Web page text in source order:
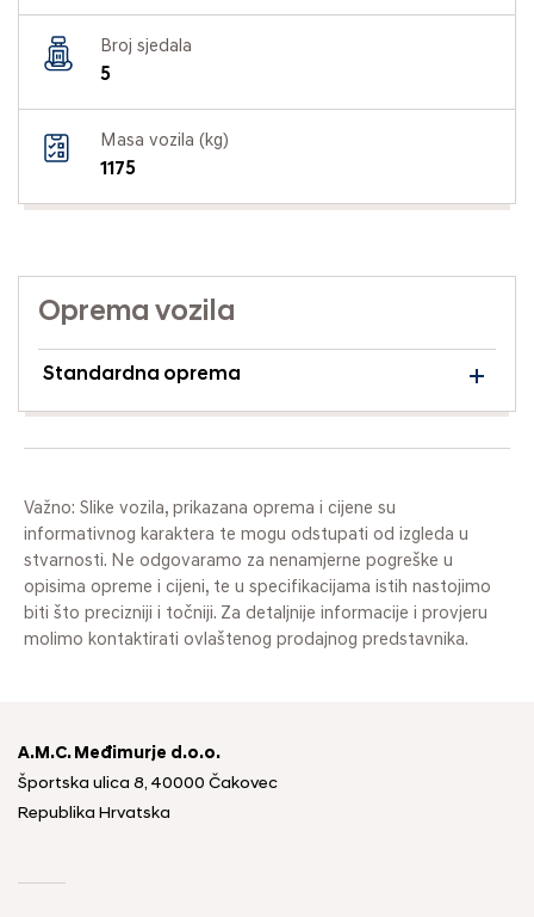
Broj sjedala
5
Masa vozila (kg)
1175
Oprema vozila
Standardna oprema
Važno: Slike vozila, prikazana oprema i cijene su
informativnog karaktera te mogu odstupati od izgleda u
stvarnosti. Ne odgovaramo za nenamjerne pogreške u
opisima opreme i cijeni, te u specifikacijama istih nastojimo
biti što precizniji i točniji. Za detaljnije informacije i provjeru
molimo kontaktirati ovlaštenog prodajnog predstavnika.
A.M.C. Međimurje d.o.o.
Športska ulica 8, 40000 Čakovec
Republika Hrvatska